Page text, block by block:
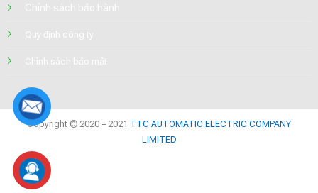
Chính sách bảo hành
Quy định công ty
Chính sách bảo mật
Copyright © 2020 – 2021 TTC AUTOMATIC ELECTRIC COMPANY
LIMITED